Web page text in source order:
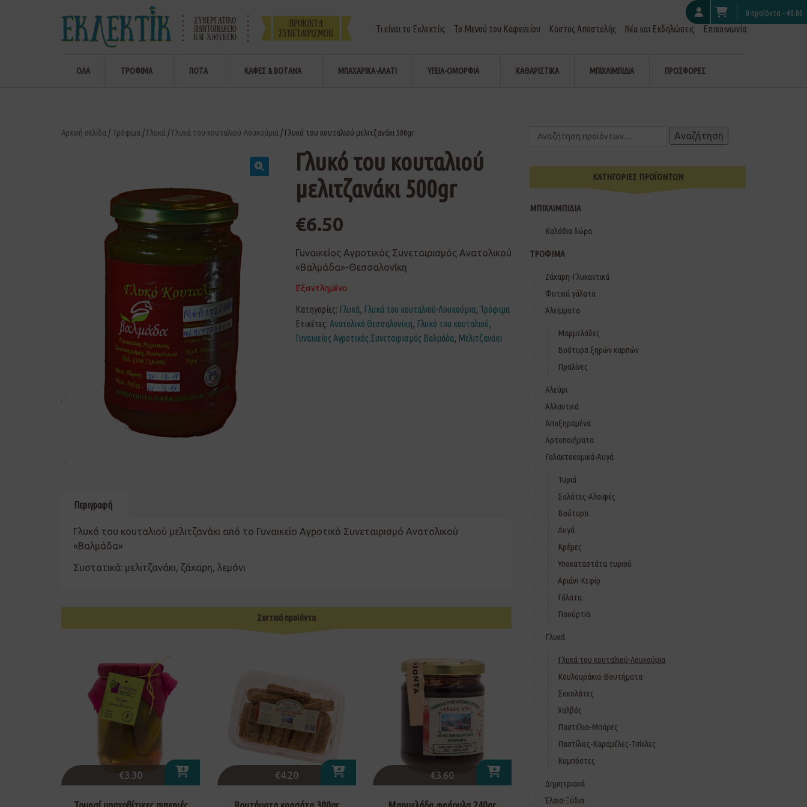
0 προϊόντα - €0.00
Τι είναι το Εκλεκτίκ; Το Μενού του Καφενείου Κόστος Αποστολής Νέα και Εκδηλώσεις Επικοινωνία
ΟΛΑ ΤΡΟΦΙΜΑ ΠΟΤΑ ΚΑΦΕΣ & ΒΟΤΑΝΑ ΜΠΑΧΑΡΙΚΑ-ΑΛΑΤΙ ΥΓΕΙΑ-ΟΜΟΡΦΙΑ ΚΑΘΑΡΙΣΤΙΚΑ ΜΠΙΧΛΙΜΠΙΔΙΑ ΠΡΟΣΦΟΡΕΣ
Αρχική σελίδα / Τρόφιμα / Γλυκά / Γλυκά του κουταλιού-Λουκούμια / Γλυκό του κουταλιού μελιτζανάκι 500gr
Γλυκό του κουταλιού
μελιτζανάκι 500gr
€6.50
Γυναικείος Αγροτικός Συνεταιρισμός Ανατολικού
«Βαλμάδα»-Θεσσαλονίκη
Εξαντλημένο
Κατηγορίες: Γλυκά, Γλυκά του κουταλιού-Λουκούμια, Τρόφιμα
Ετικέτες: Ανατολικό Θεσσαλονίκη, Γλυκό του κουταλιού,
Γυναικείος Αγροτικός Συνεταιρισμός Βαλμάδα, Μελιτζανάκι
Περιγραφή
Γλυκό του κουταλιού μελιτζανάκι από το Γυναικείο Αγροτικό Συνεταιρισμό Ανατολικού
«Βαλμάδα»
Συστατικά: μελιτζανάκι, ζάχαρη, λεμόνι
Σχετικά προϊόντα
€3.30 €4.20 €3.60
Αναζήτηση
ΚΑΤΗΓΟΡΙΕΣ ΠΡΟΪΟΝΤΩΝ
ΜΠΙΧΛΙΜΠΙΔΙΑ
Καλάθια δώρα
ΤΡΟΦΙΜΑ
Ζάχαρη-Γλυκαντικά
Φυτικά γάλατα
Αλείμματα
Μαρμελάδες
Βούτυρα ξηρών καρπών
Πραλίνες
Αλεύρι
Αλλαντικά
Αποξηραμένα
Αρτοποιήματα
Γαλακτοκομικά-Αυγά
Τυριά
Σαλάτες-Αλοιφές
Βούτυρα
Αυγά
Κρέμες
Υποκαταστάτα τυριού
Αριάνι-Κεφίρ
Γάλατα
Γιαούρτια
Γλυκά
Γλυκά του κουταλιού-Λουκούμια
Κουλουράκια-Βουτήματα
Σοκολάτες
Χαλβάς
Παστέλια-Μπάρες
Παστίλιες-Καραμέλες-Τσίχλες
Κομπόστες
Δημητριακά
Έλαια-Ξύδια